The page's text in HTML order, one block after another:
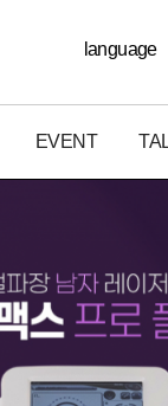
EVENT
language